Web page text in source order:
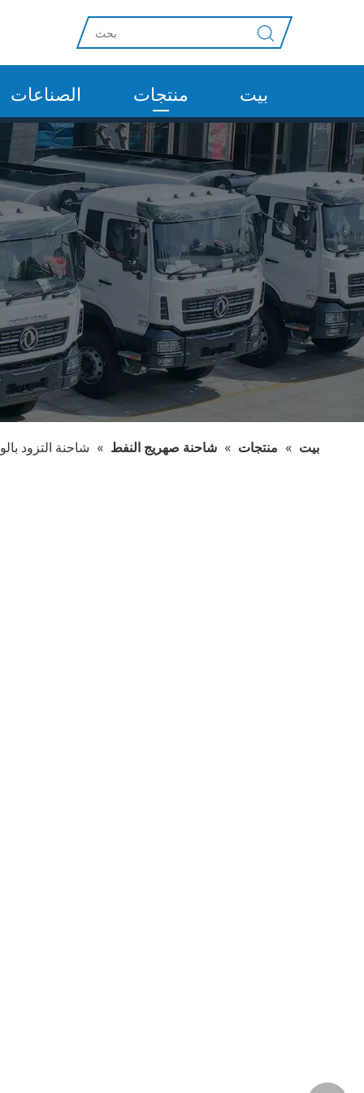
الصناعات منتجات بيت
بيت » منتجات » شاحنة صهريج النفط » شاحنة التزود